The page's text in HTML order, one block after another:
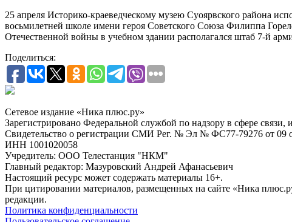
25 апреля Историко-краеведческому музею Суоярвского района
восьмилетней школе имени героя Советского Союза Филиппа
Отечественной войны в учебном здании располагался штаб 7-й
Поделиться:
Сетевое издание «Ника плюс.ру»
Зарегистрировано Федеральной службой по надзору в сфере
Свидетельство о регистрации СМИ Рег. № Эл № ФС77-79276 от 09
ИНН 1001020058
Учредитель: ООО Телестанция "НКМ"
Главный редактор: Мазуровский Андрей Афанасьевич
Настоящий ресурс может содержать материалы 16+.
При цитировании материалов, размещенных на сайте «Ника
редакции.
Политика конфиденциальности